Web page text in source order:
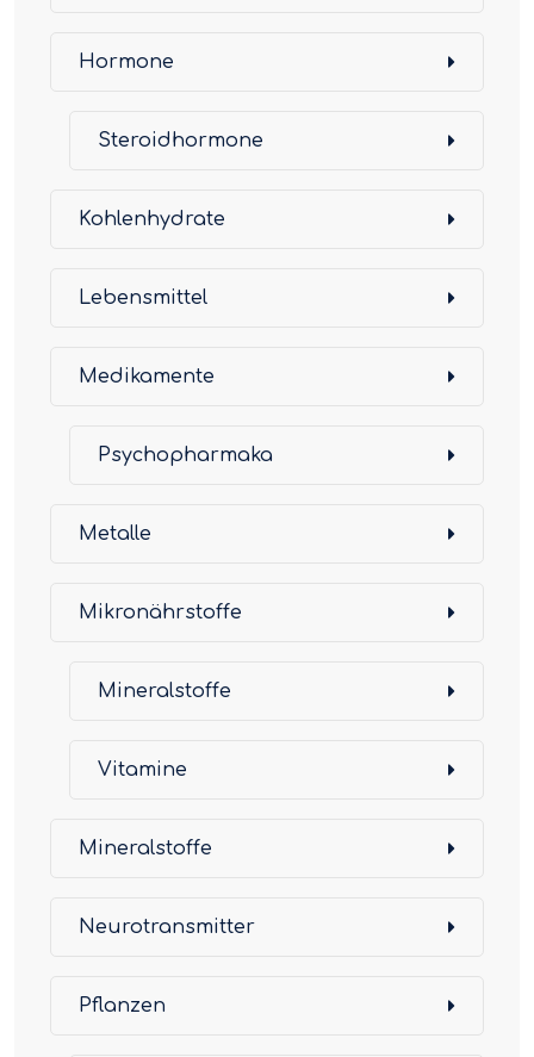
Hormone
Steroidhormone
Kohlenhydrate
Lebensmittel
Medikamente
Psychopharmaka
Metalle
Mikronährstoffe
Mineralstoffe
Vitamine
Mineralstoffe
Neurotransmitter
Pflanzen